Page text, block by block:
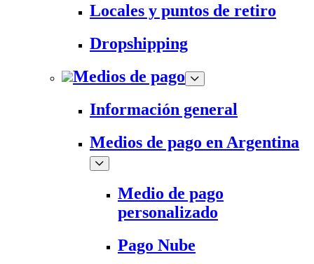
Locales y puntos de retiro
Dropshipping
Medios de pago
Información general
Medios de pago en Argentina
Medio de pago
personalizado
Pago Nube